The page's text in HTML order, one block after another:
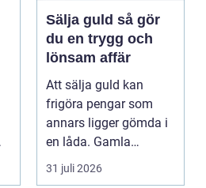
Sälja guld så gör
du en trygg och
lönsam affär
Att sälja guld kan
frigöra pengar som
annars ligger gömda i
en låda. Gamla
smycken, ärvda
föremål el...
31 juli 2026